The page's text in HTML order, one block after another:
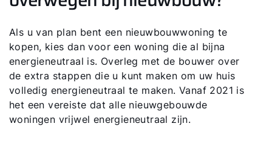
Als u van plan bent een nieuwbouwwoning te
kopen, kies dan voor een woning die al bijna
energieneutraal is. Overleg met de bouwer over
de extra stappen die u kunt maken om uw huis
volledig energieneutraal te maken. Vanaf 2021 is
het een vereiste dat alle nieuwgebouwde
woningen vrijwel energieneutraal zijn.